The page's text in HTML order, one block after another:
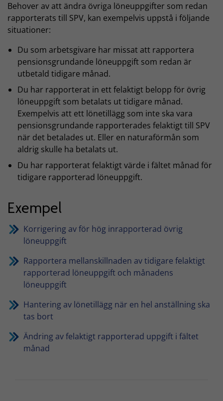
Behover av att ändra övriga löneuppgifter som redan
rapporterats till SPV, kan exempelvis uppstå i följande
situationer:
Du som arbetsgivare har missat att rapportera
pensionsgrundande löneuppgift som redan är
utbetald tidigare månad.
Du har rapporterat in ett felaktigt belopp för övrig
löneuppgift som betalats ut tidigare månad.
Exempelvis att ett lönetillägg som inte ska vara
pensionsgrundande rapporterades felaktigt till SPV
när det betalades ut. Eller en naturaförmån som
aldrig skulle ha betalats ut.
Du har rapporterat felaktigt värde i fältet månad för
tidigare rapporterad löneuppgift.
Exempel
Korrigering av för hög inrapporterad övrig
löneuppgift
Rapportera mellanskillnaden av tidigare felaktigt
rapporterad löneuppgift och månadens
löneuppgift
Hantering av lönetillägg när en hel anställning ska
tas bort
Ändring av felaktigt rapporterad uppgift i fältet
månad